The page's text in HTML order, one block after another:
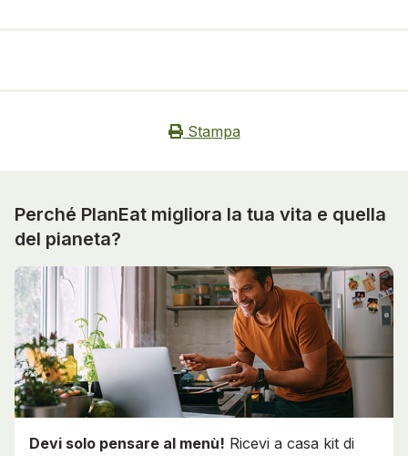
Stampa
Perché PlanEat migliora la tua vita e quella
del pianeta?
Devi solo pensare al menù! Ricevi a casa kit di